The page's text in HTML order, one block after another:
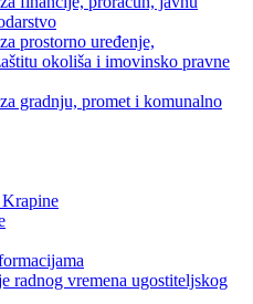
prostorno uređenje,
okoliša i imovinsko pravne
gradnju, promet i komunalno
Krapine
radnog vremena ugostiteljskog